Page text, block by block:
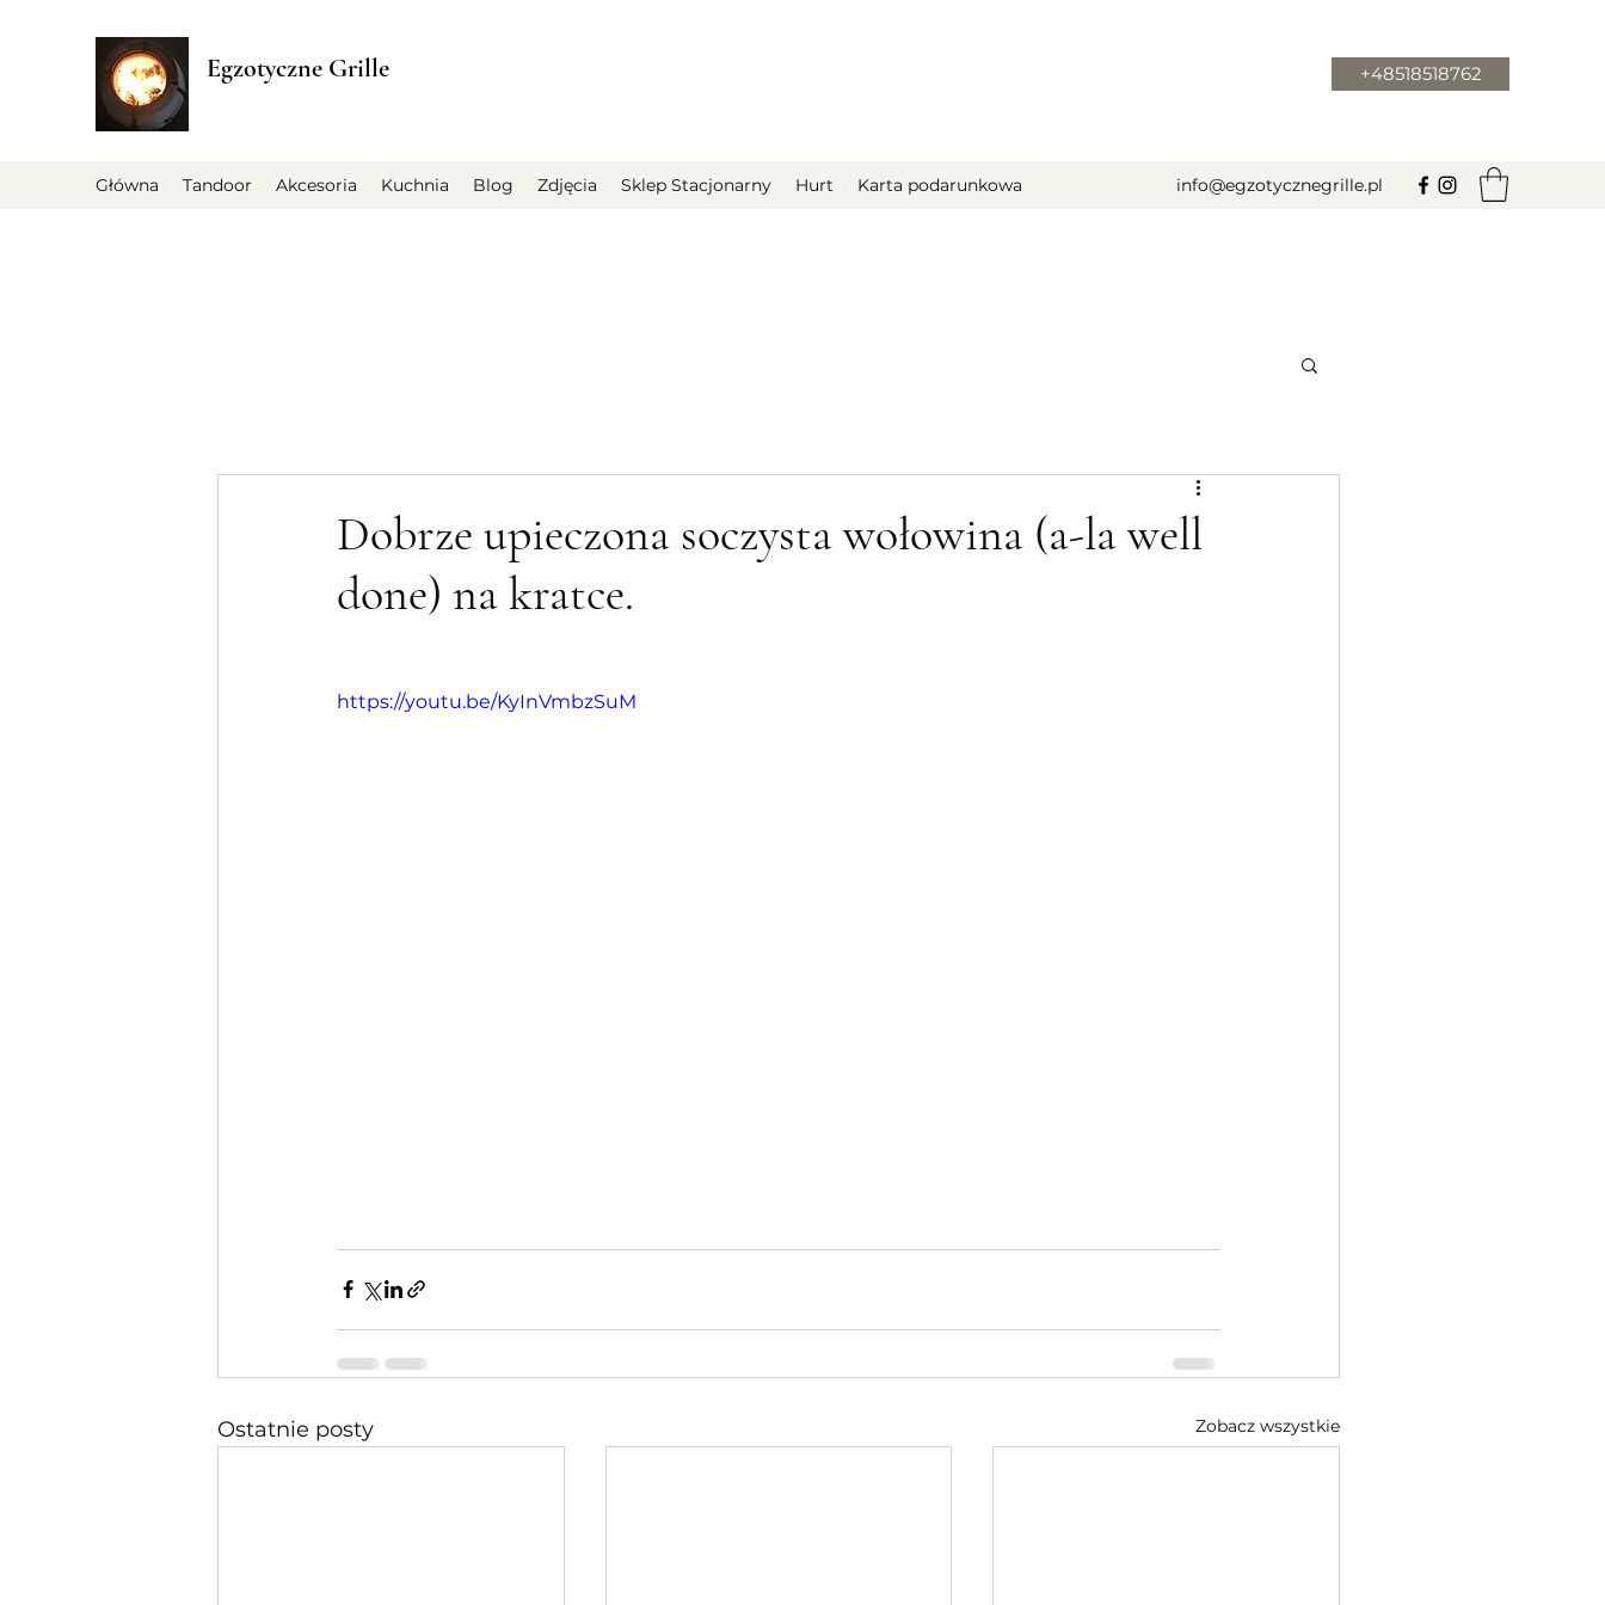
Egzotyczne Grille +48518518762
Główna Tandoor Akcesoria Kuchnia Blog Zdjęcia Sklep Stacjonarny Hurt Karta podarunkowa info@egzotycznegrille.pl
Dobrze upieczona soczysta wołowina (a-la well
done) na kratce.
https://youtu.be/KyInVmbzSuM
Ostatnie posty Zobacz wszystkie